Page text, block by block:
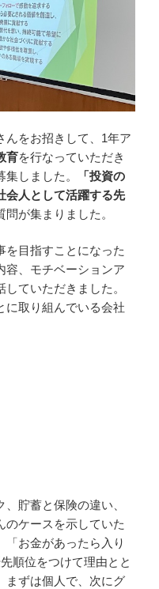
んをお招きして、1年ア
育を行なっていただき
しました。
「投資の
会人として活躍する先
が集まりました。
を目指すことになった
容、モチベーションア
ていただきました。
に取り組んでいる会社
貯蓄と保険の違い、
のケースを示していた
「お金があったら入り
順位をつけて理由とと
まずは個人で、次にグ